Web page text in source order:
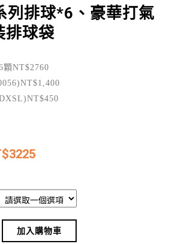
列排球*6、豪華打氣
排球袋
顆NT$2760
3225
加入購物車